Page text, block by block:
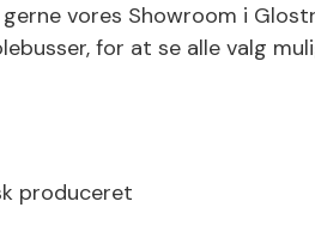
vores Showroom i
for at se alle valg
produceret